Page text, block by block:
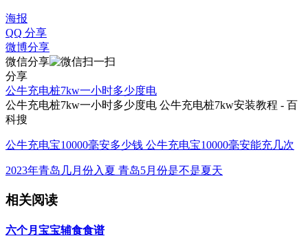
海报
QQ 分享
微博分享
微信分享
分享
公牛充电桩7kw一小时多少度电
公牛充电桩7kw一小时多少度电 公牛充电桩7kw安装教程 - 百
科搜
公牛充电宝10000毫安多少钱 公牛充电宝10000毫安能充几次
2023年青岛几月份入夏 青岛5月份是不是夏天
相关阅读
六个月宝宝辅食食谱